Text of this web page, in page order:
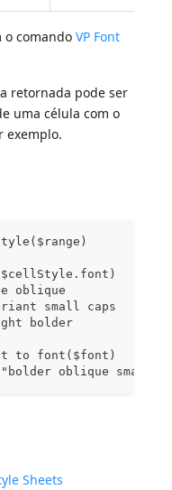
o comandoVP Font
retornada pode ser
uma célula com o
exemplo.
oblique
small caps
bolder
to font($font)
oblique small-
Sheets